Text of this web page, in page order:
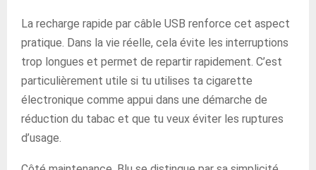
La recharge rapide par câble USB renforce cet aspect
pratique. Dans la vie réelle, cela évite les interruptions
trop longues et permet de repartir rapidement. C’est
particulièrement utile si tu utilises ta cigarette
électronique comme appui dans une démarche de
réduction du tabac et que tu veux éviter les ruptures
d’usage.